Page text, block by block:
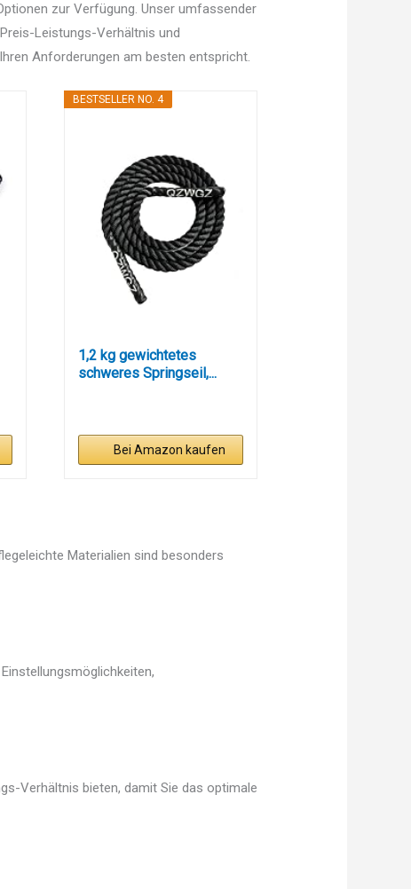
zur Verfügung. Unser umfassender
Leistungs-Verhältnis und
Anforderungen am besten entspricht.
BESTSELLER NO. 4
1,2 kg gewichtetes
schweres Springseil,...
Bei Amazon kaufen
Materialien sind besonders
Verhältnis bieten, damit Sie das optimale